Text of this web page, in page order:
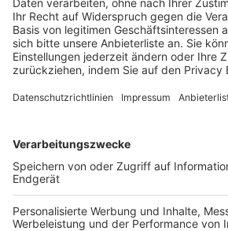
Trainerbörse
Login SpielPlus
FOLGE DEM BFV
TOP-VEREINE